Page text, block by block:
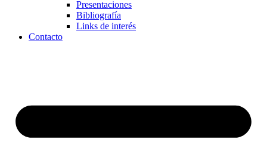
Presentaciones
Bibliografía
Links de interés
Contacto